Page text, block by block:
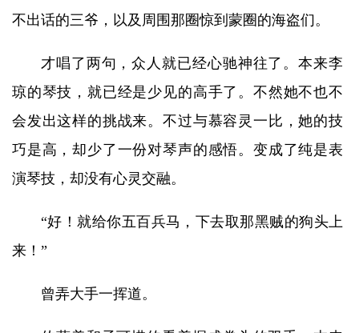
不出话的三爷，以及周围那圈惊到蒙圈的海盗们。
才唱了两句，众人就已经心驰神往了。本来李
琼的琴技，就已经是少见的高手了。不然她不也不
会发出这样的挑战来。不过与慕容灵一比，她的技
巧是高，却少了一份对琴声的感悟。变成了纯是表
演琴技，却没有心灵交融。
“好！就给你五百兵马，下去取那黑贼的狗头上
来！”
曾弄大手一挥道。